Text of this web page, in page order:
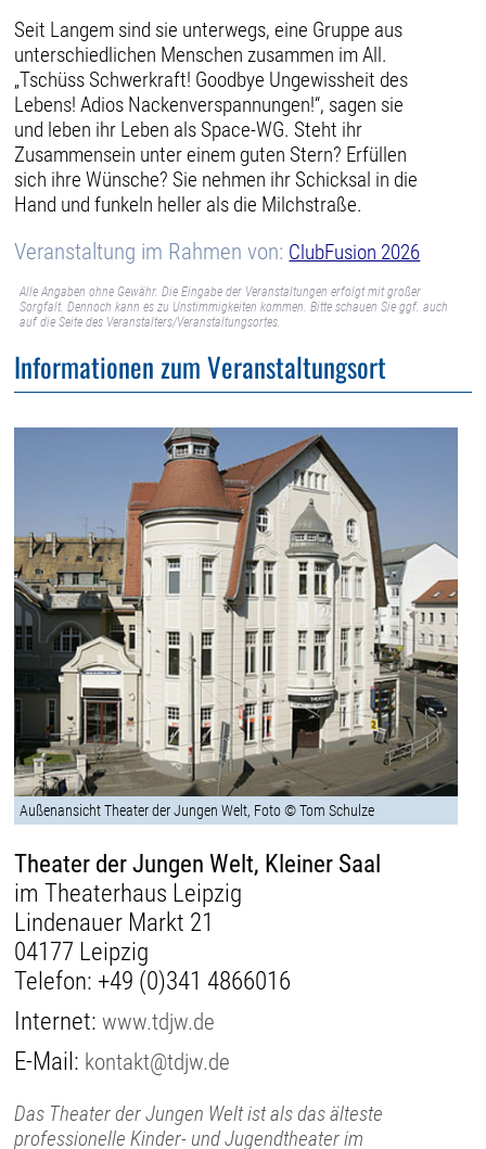
Seit Langem sind sie unterwegs, eine Gruppe aus
unterschiedlichen Menschen zusammen im All.
„Tschüss Schwerkraft! Goodbye Ungewissheit des
Lebens! Adios Nackenverspannungen!“, sagen sie
und leben ihr Leben als Space-WG. Steht ihr
Zusammensein unter einem guten Stern? Erfüllen
sich ihre Wünsche? Sie nehmen ihr Schicksal in die
Hand und funkeln heller als die Milchstraße.
Veranstaltung im Rahmen von: ClubFusion 2026
Alle Angaben ohne Gewähr. Die Eingabe der Veranstaltungen erfolgt mit großer
Sorgfalt. Dennoch kann es zu Unstimmigkeiten kommen. Bitte schauen Sie ggf. auch
auf die Seite des Veranstalters/Veranstaltungsortes.
Informationen zum Veranstaltungsort
Außenansicht Theater der Jungen Welt, Foto © Tom Schulze
Theater der Jungen Welt, Kleiner Saal
im Theaterhaus Leipzig
Lindenauer Markt 21
04177 Leipzig
Telefon: +49 (0)341 4866016
Internet:www.tdjw.de
E-Mail: kontakt@tdjw.de
Das Theater der Jungen Welt ist als das älteste
professionelle Kinder- und Jugendtheater im